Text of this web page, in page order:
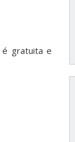
é gratuita e